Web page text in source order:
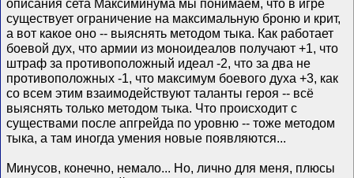
описания сета Максиминума мы понимаем, что в игре
существует ограничение на максимальную броню и крит,
а вот какое оно -- выяснять методом тыка. Как работает
боевой дух, что армии из моноидеалов получают +1, что
штраф за противоположный идеал -2, что за два не
противоположных -1, что максимум боевого духа +3, как
со всем этим взаимодействуют таланты героя -- всё
выяснять только методом тыка. Что происходит с
существами после апгрейда по уровню -- тоже методом
тыка, а там иногда умения новые появляются...
Минусов, конечно, немало... Но, лично для меня, плюсы